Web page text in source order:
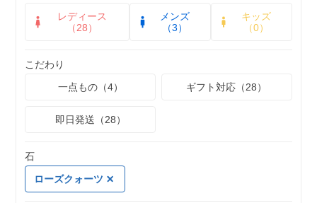
レディース
（28）
メンズ
（3）
キッズ
（0）
こだわり
一点もの（4）
ギフト対応（28）
即日発送（28）
石
ローズクォーツ